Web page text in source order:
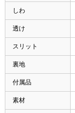
しわ
透け
スリット
裏地
付属品
素材